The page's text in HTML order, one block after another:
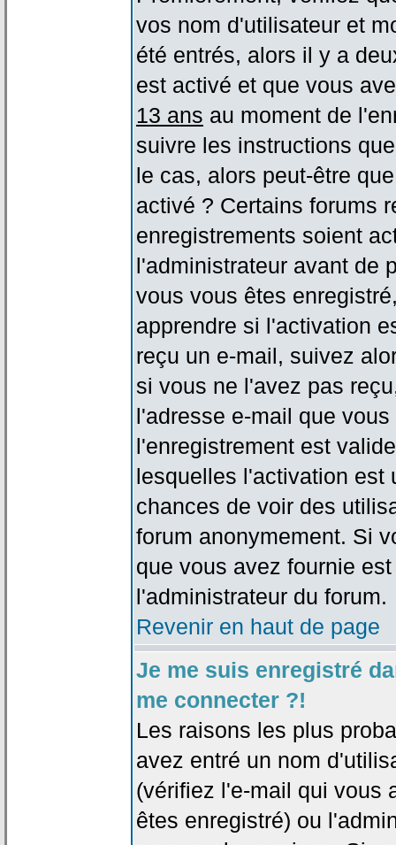
vos nom d'utilisateur et
été entrés, alors il y a
est activé et que vous
13 ans au moment de
suivre les instructions
le cas, alors peut-être
activé ? Certains forums
enregistrements soient
l'administrateur avant de
vous vous êtes
apprendre si l'activation
reçu un e-mail, suivez
si vous ne l'avez pas
l'adresse e-mail que
l'enregistrement est
lesquelles l'activation est
chances de voir des
forum anonymement. Si
que vous avez fournie
l'administrateur du forum.
Revenir en haut de page
Je me suis enregistré
me connecter ?!
Les raisons les plus
avez entré un nom
(vérifiez l'e-mail qui vous
êtes enregistré) ou